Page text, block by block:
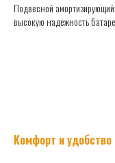
Подвесной
высокую надежность
Комфорт и удобство